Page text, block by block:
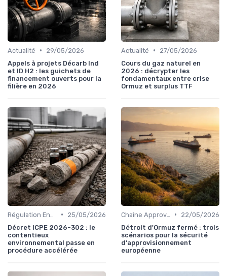
Actualité •
29/05/2026
Appels à projets Décarb Ind
et ID H2 : les guichets de
financement ouverts pour la
filière en 2026
Actualité •
27/05/2026
Cours du gaz naturel en
2026 : décrypter les
fondamentaux entre crise
Ormuz et surplus TTF
•
25/05/2026
Décret ICPE 2026-302 : le
contentieux
environnemental passe en
procédure accélérée
•
22/05/2026
Détroit d'Ormuz fermé : trois
scénarios pour la sécurité
d'approvisionnement
européenne